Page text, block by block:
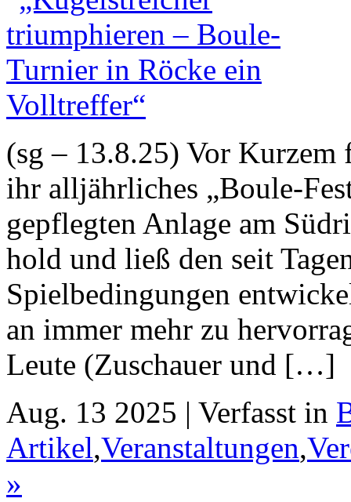
(sg – 13.8.25) Vor Kurzem
ihr alljährliches „Boule-
gepflegten Anlage am
hold und ließ den seit
Spielbedingungen
an immer mehr zu
Leute (Zuschauer und […]
Aug. 13 2025 | Verfasst in
Artikel,Veranstaltungen,
»